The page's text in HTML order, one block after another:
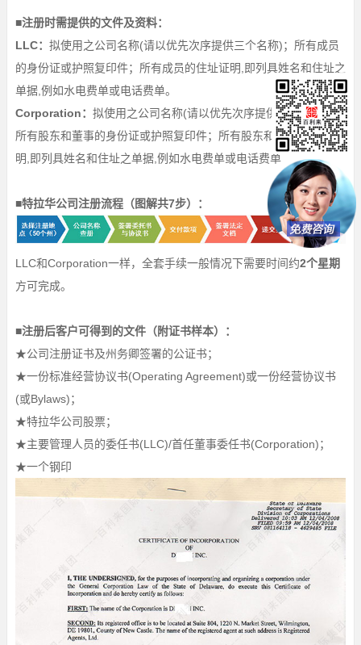
■注册时需提供的文件及资料：
LLC： 拟使用之公司名称(请以优先次序提供三个名称)；所有成员
的身份证或护照复印件；所有成员的住址证明,即列具姓名和住址之
单据,例如水电费单或电话费单。
Corporation： 拟使用之公司名称(请以优先次序提供三个名称)；
所有股东和董事的身份证或护照复印件；所有股东和董事的住址证
明,即列具姓名和住址之单据,例如水电费单或电话费单
■特拉华公司注册流程（图解共7步）：
LLC和Corporation一样，全套手续一般情况下需要时间约2个星期
方可完成。
■注册后客户可得到的文件（附证书样本）：
★公司注册证书及州务卿签署的公证书；
★一份标准经营协议书(Operating Agreement)或一份经营协议书
(或Bylaws)；
★特拉华公司股票；
★主要管理人员的委任书(LLC)/首任董事委任书(Corporation)；
★一个钢印